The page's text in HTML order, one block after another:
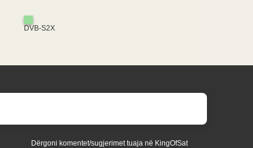
DVB-S2X
Dërgoni komentet/sugjerimet tuaja në KingOfSat